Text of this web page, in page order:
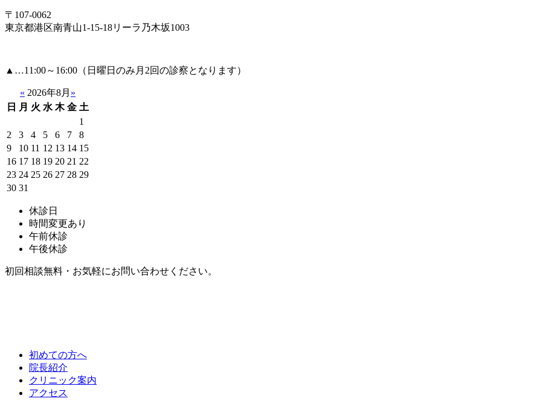
〒107-0062
東京都港区南青山1-15-18リーラ乃木坂1003
▲ …11:00～16:00（日曜日のみ月2回の診察となります）
« 2026年8月 »
日
月 火 水 木 金 土
1
2
3 4 5 6 7
8
9
10 11 12 13 14 15
16 17 18 19 20 21 22
23 24 25 26 27 28 29
30 31
休診日
時間変更あり
午前休診
午後休診
初回相談無料・お気軽にお問い合わせください。
初めての方へ
院長紹介
クリニック案内
アクセス